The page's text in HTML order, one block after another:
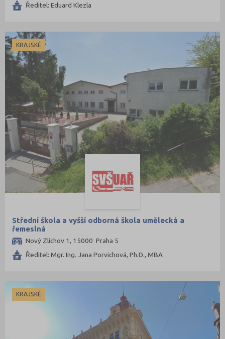
Ředitel: Eduard Klezla
KRAJSKÉ
Střední škola a vyšší odborná škola umělecká a
řemeslná
Nový Zlíchov 1, 15000 Praha 5
Ředitel: Mgr. Ing. Jana Porvichová, Ph.D., MBA
KRAJSKÉ